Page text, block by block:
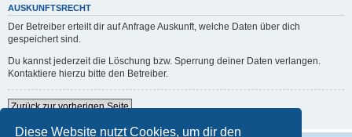
Diese Website nutzt Cookies, um dir den
AUSKUNFTSRECHT
Der Betreiber erteilt dir auf Anfrage Auskunft, welche Daten über dich
gespeichert sind.
Du kannst jederzeit die Löschung bzw. Sperrung deiner Daten verlangen.
Kontaktiere hierzu bitte den Betreiber.
Zurück zur vorherigen Seite